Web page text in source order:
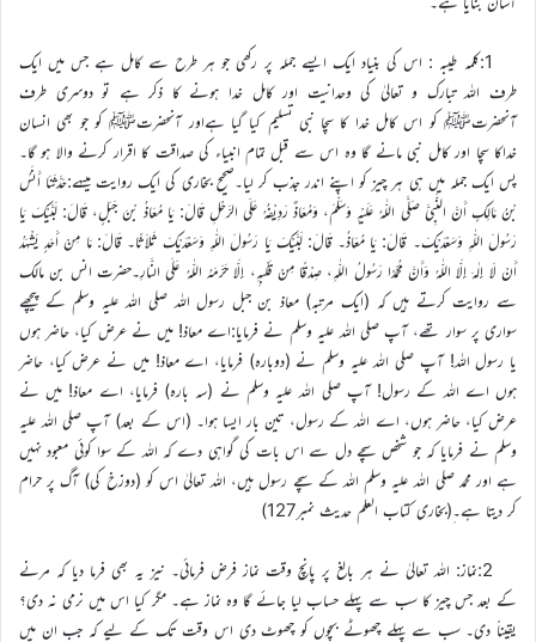
1:کلمہ طیبہ : اس کی بنیاد ایک ایسے جملہ پر رکھی جو ہر طرح سے کامل ہے جس میں ایک
طرف اللہ تبارک و تعالیٰ کی وحدانیت اور کامل خدا ہونے کا ذکر ہے تو دوسری طرف
آنحضرتﷺ کو اس کامل خدا کا سچا نبی تسلیم کیا گیا ہےاور آنحضرتﷺ کو جو بھی انسان
خداکا سچا اور کامل نبی مانے گا وہ اس سے قبل تمام انبیاء کی صداقت کا اقرار کرنے والا ہو گا۔
پس ایک جملہ میں ہی ہر چیز کو اپنے اندر جذب کر لیا۔صحیح بخاری کی ایک روایت میںہے:حَدَّثَنَا أَنَسُ
بْنُ مَالِكٍ أَنَّ النَّبِيَّ صَلَّى اللّٰهُ عَلَيْهِ وَسَلَّمَ، وَمُعَاذٌ رَدِيْفُهُ عَلَى الرَّحْلِ قَالَ: يَا مُعَاذُ بْنَ جَبَلٍ، قَالَ: لَبَّيْكَ يَا
رَسُولَ اللّٰهِ وَسَعْدَيْكَ۔ قَالَ: يَا مُعَاذُ۔ قَالَ: لَبَّيْكَ يَا رَسُولَ اللّٰهِ وَسَعْدَيْكَ ثَلاَثًا۔ قَالَ: مَا مِنْ أَحَدٍ يَشْهَدُ
أَنْ لَا إِلٰهَ إِلَّا اللّٰهُ وَأَنَّ مُحَمَّدًا رَسُولُ اللّٰهِ، صِدْقًا مِنْ قَلْبِهِ، إِلَّا حَرَّمَهُ اللّٰهُ عَلَى النَّارِ۔حضرت انس بن مالک
سے روایت کرتے ہیں کہ (ایک مرتبہ) معاذ بن جبل رسول اللہ صلی اللہ علیہ وسلم کے پیچھے
سواری پر سوار تھے، آپ صلی اللہ علیہ وسلم نے فرمایا:اے معاذ! میں نے عرض کیا، حاضر ہوں
یا رسول اللہ! آپ صلی اللہ علیہ وسلم نے (دوبارہ) فرمایا، اے معاذ! میں نے عرض کیا، حاضر
ہوں اے اللہ کے رسول! آپ صلی اللہ علیہ وسلم نے (سہ بارہ) فرمایا، اے معاذ! میں نے
عرض کیا، حاضر ہوں، اے اللہ کے رسول، تین بار ایسا ہوا۔ (اس کے بعد) آپ صلی اللہ علیہ
وسلم نے فرمایا کہ جو شخص سچے دل سے اس بات کی گواہی دے کہ اللہ کے سوا کوئی معبود نہیں
ہے اور محمد صلی اللہ علیہ وسلم اللہ کے سچے رسول ہیں، اللہ تعالیٰ اس کو (دوزخ کی) آگ پر حرام
کر دیتا ہے۔ِ(بخاری کتاب العلم حدیث نمبر127)
2:نماز: اللہ تعالیٰ نے ہر بالغ پر پانچ وقت نماز فرض فرمائی۔ نیز یہ بھی فرما دیا کہ مرنے
کے بعد جس چیز کا سب سے پہلے حساب لیا جائے گا وہ نماز ہے۔ مگر کیا اس میں نرمی نہ دی؟
یقیناً دی۔ سب سے پہلے چھوٹے بچوں کو چھوٹ دی اس وقت تک کے لیے کہ جب ان میں